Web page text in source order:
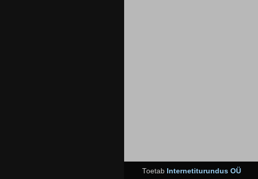
Toetab Internetiturundus OÜ